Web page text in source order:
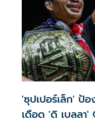
'ซุปเปอร์เล็ก' ป้
เดือด 'ดิ เบลลา'